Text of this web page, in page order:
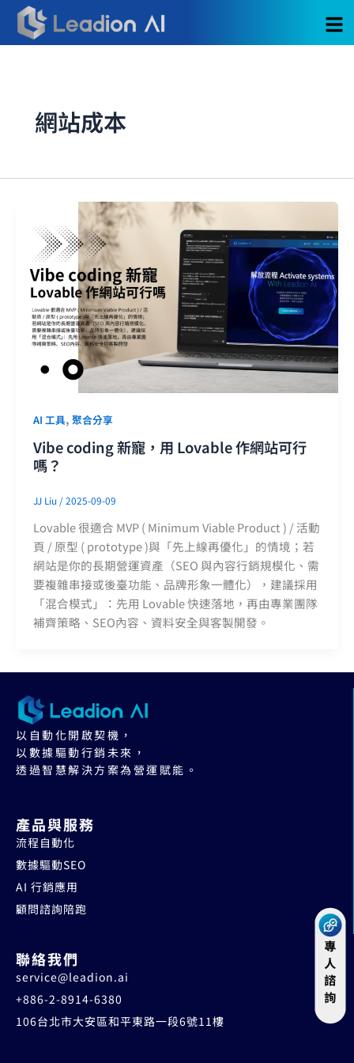
主
網站成本
AI 工具, 聚合分享
Vibe coding 新寵，用 Lovable 作網站可行
嗎？
JJ Liu /2025-09-09
Lovable 很適合 MVP ( Minimum Viable Product ) / 活動
頁 / 原型 ( prototype )與「先上線再優化」的情境；若
網站是你的長期營運資產（SEO 與內容行銷規模化、需
要複雜串接或後臺功能、品牌形象一體化），建議採用
「混合模式」：先用 Lovable 快速落地，再由專業團隊
補齊策略、SEO內容、資料安全與客製開發。
以自動化開啟契機，
以數據驅動行銷未來，
透過智慧解決方案為營運賦能。
產品與服務
流程自動化
數據驅動SEO
AI 行銷應用
顧問諮詢陪跑
聯絡我們
service@leadion.ai
+886-2-8914-6380
106台北市大安區和平東路一段6號11樓